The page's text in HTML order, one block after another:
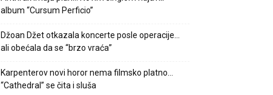
album “Cursum Perficio”
Džoan Džet otkazala koncerte posle operacije…
ali obećala da se “brzo vraća”
Karpenterov novi horor nema filmsko platno…
“Cathedral” se čita i sluša